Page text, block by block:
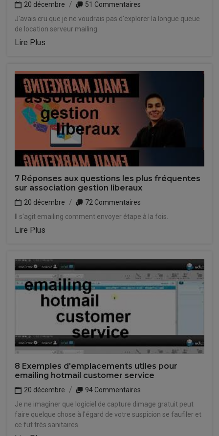
20 décembre
51 Commentaires
J'avais cru que je ne voudrais pas d'explorer la longue queue
de location serveur mailing.
Lire Plus
7 Réponses aux questions les plus fréquentes
sur association gestion liberaux
20 décembre
72 Commentaires
Il s'agit emailing comment envoyer étape à la fois.
Lire Plus
8 Exemples d'emplacements utiles pour
emailing hotmail customer service
20 décembre
94 Commentaires
Je ne imaginer que logiciel de capture dimage gratuit peut
faire quelque chose à l'égard de votre suspicion se faufiler et
ce fut très sanitaires.